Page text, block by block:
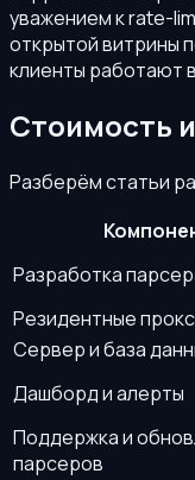
уважением к rate-
открытой витрины
клиенты работают
Стоимость
Разберём статьи
Разработка
Резидентные
Сервер и база
Дашборд и алерты
Поддержка и
парсеров